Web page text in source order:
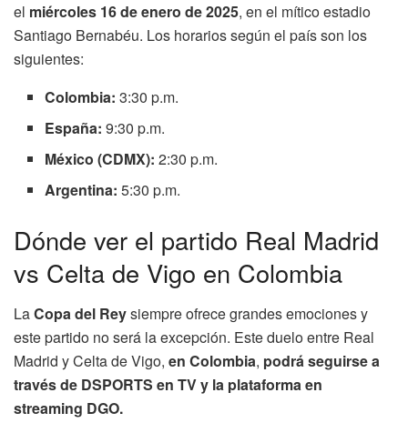
el miércoles 16 de enero de 2025, en el mítico estadio
Santiago Bernabéu. Los horarios según el país son los
siguientes:
Colombia: 3:30 p.m.
España: 9:30 p.m.
México (CDMX): 2:30 p.m.
Argentina: 5:30 p.m.
Dónde ver el partido Real Madrid
vs Celta de Vigo en Colombia
LaCopa del Reysiempre ofrece grandes emociones y
este partido no será la excepción. Este duelo entre Real
Madrid y Celta de Vigo, en Colombia, podrá seguirse a
través de DSPORTS en TV y la plataforma en
streaming DGO.